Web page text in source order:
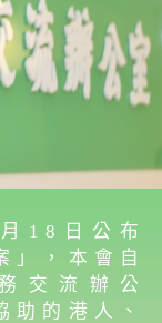
18日公布
」，本會自
交流辦公
助的港人、